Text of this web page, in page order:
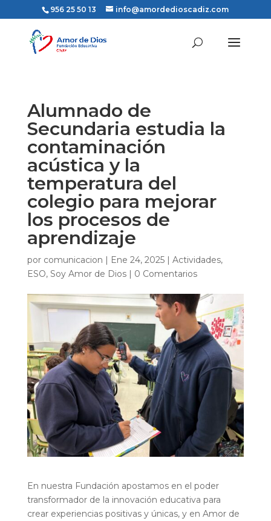
956 25 50 13 info@amordedioscadiz.com
Alumnado de
Secundaria estudia la
contaminación
acústica y la
temperatura del
colegio para mejorar
los procesos de
aprendizaje
por comunicacion | Ene 24, 2025| Actividades,
ESO, Soy Amor de Dios| 0 Comentarios
En nuestra Fundación apostamos en el poder
transformador de la innovación educativa para
crear experiencias positivas y únicas, y en Amor de